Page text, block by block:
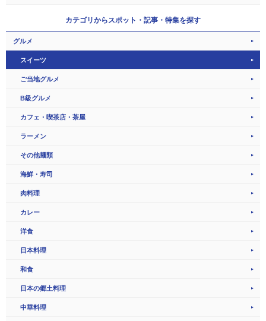
カテゴリからスポット・記事・特集を探す
グルメ
スイーツ
ご当地グルメ
B級グルメ
カフェ・喫茶店・茶屋
ラーメン
その他麺類
海鮮・寿司
肉料理
カレー
洋食
日本料理
和食
日本の郷土料理
中華料理